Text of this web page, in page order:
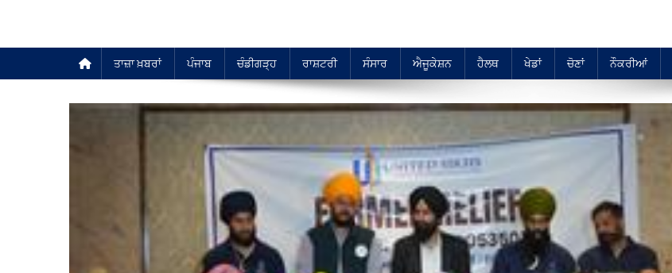
ਤਾਜ਼ਾ ਖ਼ਬਰਾਂ ਪੰਜਾਬ ਚੰਡੀਗੜ੍ਹ ਰਾਸ਼ਟਰੀ ਸੰਸਾਰ ਐਜੂਕੇਸ਼ਨ ਹੈਲਥ ਖੇਡਾਂ ਚੋਣਾਂ ਨੌਕਰੀਆਂ